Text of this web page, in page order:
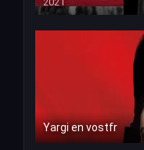
Yargi en vostfr